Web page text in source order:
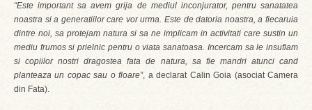
“Este important sa avem grija de mediul inconjurator, pentru sanatatea
noastra si a generatiilor care vor urma. Este de datoria noastra, a fiecaruia
dintre noi, sa protejam natura si sa ne implicam in activitati care sustin un
mediu frumos si prielnic pentru o viata sanatoasa. Incercam sa le insuflam
si copiilor nostri dragostea fata de natura, sa fie mandri atunci cand
planteaza un copac sau o floare”, a declarat Calin Goia (asociat Camera
din Fata).